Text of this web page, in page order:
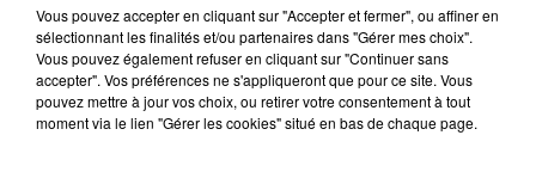
Vous pouvez accepter en cliquant sur "Accepter et fermer", ou affiner en
sélectionnant les finalités et/ou partenaires dans "Gérer mes choix".
Vous pouvez également refuser en cliquant sur "Continuer sans
accepter". Vos préférences ne s'appliqueront que pour ce site. Vous
pouvez mettre à jour vos choix, ou retirer votre consentement à tout
moment via le lien "Gérer les cookies" situé en bas de chaque page.